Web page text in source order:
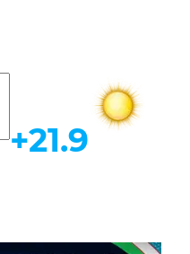
Ob-havo
+21.9